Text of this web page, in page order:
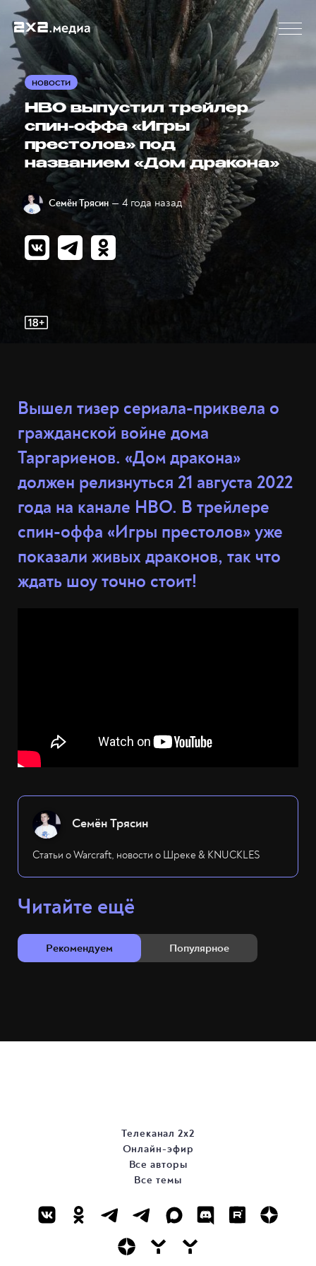
НОВОСТИ
HBO выпустил трейлер
спин-оффа «Игры
престолов» под
названием «Дом дракона»
Семён Трясин — 4 года назад
Вышел тизер сериала-приквела о
гражданской войне дома
Таргариенов. «Дом дракона»
должен релизнуться 21 августа 2022
года на канале HBO. В трейлере
спин-оффа «Игры престолов» уже
показали живых драконов, так что
ждать шоу точно стоит!
Семён Трясин
Статьи о Warcraft, новости о Шреке & KNUCKLES
Читайте ещё
Рекомендуем Популярное
Телеканал 2х2
Онлайн-эфир
Все авторы
Все темы